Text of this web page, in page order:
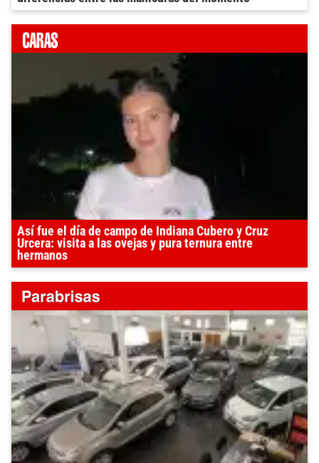
Así fue el día de campo de Indiana Cubero y Cruz
Urcera: visita a las ovejas y pura ternura entre
hermanos